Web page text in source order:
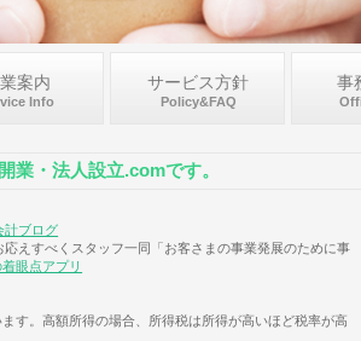
・法人設立.comです。
計ブログ
えすべくスタッフ一同「お客さまの事業発展のために事
眼点アプリ
す。高額所得の場合、所得税は所得が高いほど税率が高
案内
Info
サービス方針
Policy&FAQ
事